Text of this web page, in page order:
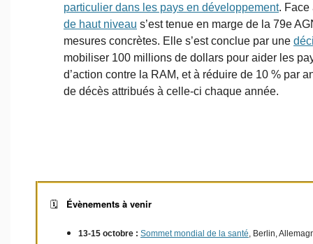
particulier dans les pays en développement. Face
de haut niveau s’est tenue en marge de la 79e
mesures concrètes. Elle s’est conclue par une
mobiliser 100 millions de dollars pour aider les
d’action contre la RAM, et à réduire de 10 % par
de décès attribués à celle-ci chaque année.
🗓️ Évènements à venir
13-15 octobre : Sommet mondial de la santé, Berlin,